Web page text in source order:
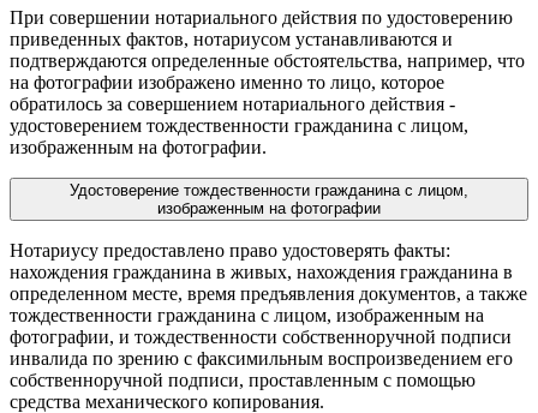
При совершении нотариального действия по удостоверению
приведенных фактов, нотариусом устанавливаются и
подтверждаются определенные обстоятельства, например, что
на фотографии изображено именно то лицо, которое
обратилось за совершением нотариального действия -
удостоверением тождественности гражданина с лицом,
изображенным на фотографии.
Удостоверение тождественности гражданина с лицом,
изображенным на фотографии
Нотариусу предоставлено право удостоверять факты:
нахождения гражданина в живых, нахождения гражданина в
определенном месте, время предъявления документов, а также
тождественности гражданина с лицом, изображенным на
фотографии, и тождественности собственноручной подписи
инвалида по зрению с факсимильным воспроизведением его
собственноручной подписи, проставленным с помощью
средства механического копирования.